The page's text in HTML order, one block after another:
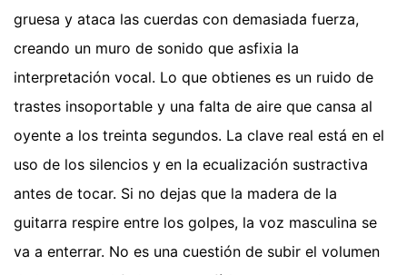
gruesa y ataca las cuerdas con demasiada fuerza,
creando un muro de sonido que asfixia la
interpretación vocal. Lo que obtienes es un ruido de
trastes insoportable y una falta de aire que cansa al
oyente a los treinta segundos. La clave real está en el
uso de los silencios y en la ecualización sustractiva
antes de tocar. Si no dejas que la madera de la
guitarra respire entre los golpes, la voz masculina se
va a enterrar. No es una cuestión de subir el volumen